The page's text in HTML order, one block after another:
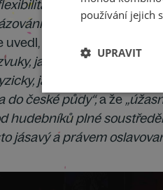
dirigování, hřejivá
to vše vzkvétalo v
že Mäkelä
jako kdyby chtěl, aby
jak je to jen možné, s
do české půdy“,a že
hudebníků plné
jásavý a právem
používání jejich
UPRAVIT